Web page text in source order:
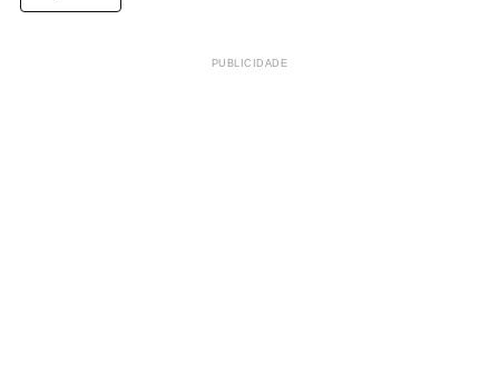
PUBLICIDADE